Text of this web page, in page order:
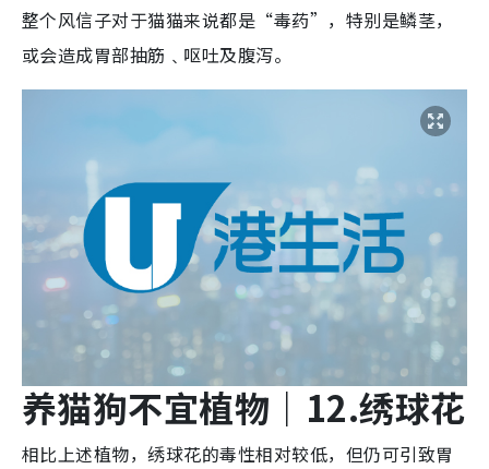
整个风信子对于猫猫来说都是“毒药”，特别是鳞茎，
或会造成胃部抽筋﹑呕吐及腹泻。
养猫狗不宜植物 ｜12.绣球花
相比上述植物，绣球花的毒性相对较低，但仍可引致胃